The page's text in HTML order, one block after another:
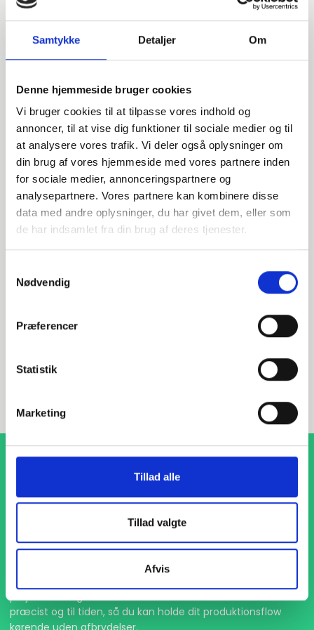
Samtykke Detaljer Om
Denne hjemmeside bruger cookies
Vi bruger cookies til at tilpasse vores indhold og
annoncer, til at vise dig funktioner til sociale medier og til
at analysere vores trafik. Vi deler også oplysninger om
din brug af vores hjemmeside med vores partnere inden
for sociale medier, annonceringspartnere og
analysepartnere. Vores partnere kan kombinere disse
data med andre oplysninger, du har givet dem, eller som
de har indsamlet fra din brug af deres tjenester.
Nødvendig
Præferencer
Statistik
Marketing
Tillad alle
Tillad valgte
Afvis
Har du spørgsmål?
service eller andet. Kontakt os for professionel rådgivning
og sparring.
1-4 dages levering
projekter aldrig bliver forsinket. Vi står klar til at levere
præcist og til tiden, så du kan holde dit produktionsflow